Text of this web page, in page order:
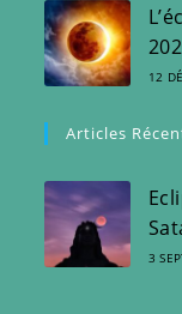
12
Articles
3